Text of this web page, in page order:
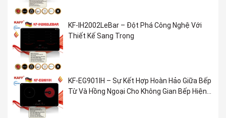
KF-IH2002LeBar – Đột Phá Công Nghệ Với
Thiết Kế Sang Trọng
KF-EG901IH – Sự Kết Hợp Hoàn Hảo Giữa Bếp
Từ Và Hồng Ngoại Cho Không Gian Bếp Hiện